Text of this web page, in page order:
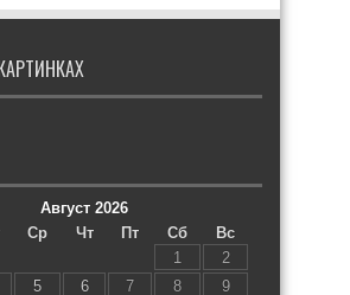
Август 2026
Ср Чт Пт Сб
Вс
1
2
5 6 7 8 9